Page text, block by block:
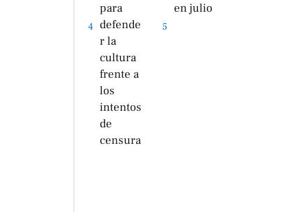
4
para
defende
r la
cultura
frente a
los
intentos
de
censura
5
en julio